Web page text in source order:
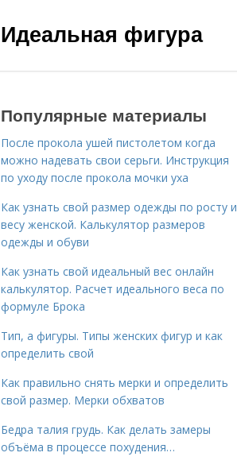
Идеальная фигура
Популярные материалы
После прокола ушей пистолетом когда
можно надевать свои серьги. Инструкция
по уходу после прокола мочки уха
Как узнать свой размер одежды по росту и
весу женской. Калькулятор размеров
одежды и обуви
Как узнать свой идеальный вес онлайн
калькулятор. Расчет идеального веса по
формуле Брока
Тип, а фигуры. Типы женских фигур и как
определить свой
Как правильно снять мерки и определить
свой размер. Мерки обхватов
Бедра талия грудь. Как делать замеры
объёма в процессе похудения…